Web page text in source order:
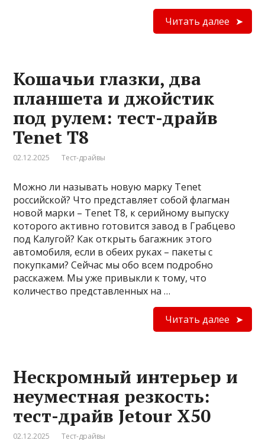
Читать далее
Кошачьи глазки, два
планшета и джойстик
под рулем: тест-драйв
Tenet T8
02.12.2025 Тест-драйвы
Можно ли называть новую марку Tenet
российской? Что представляет собой флагман
новой марки – Tenet T8, к серийному выпуску
которого активно готовится завод в Грабцево
под Калугой? Как открыть багажник этого
автомобиля, если в обеих руках – пакеты с
покупками? Сейчас мы обо всем подробно
расскажем. Мы уже привыкли к тому, что
количество представленных на …
Читать далее
Нескромный интерьер и
неуместная резкость:
тест-драйв Jetour X50
02.12.2025 Тест-драйвы